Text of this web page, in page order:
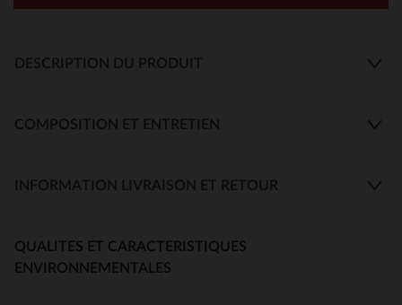
DESCRIPTION DU PRODUIT
COMPOSITION ET ENTRETIEN
INFORMATION LIVRAISON ET RETOUR
QUALITES ET CARACTERISTIQUES
ENVIRONNEMENTALES